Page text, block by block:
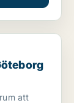
att